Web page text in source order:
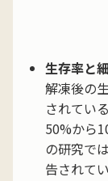
生存率と
解凍後の
されてい
50%から
の研究で
告されてい